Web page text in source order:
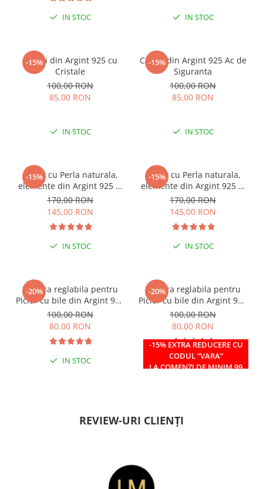
IN STOC IN STOC
-15%
Cercei din Argint 925 cu
Cristale
100,00 RON
85,00 RON
IN STOC
-15%
Cercei din Argint 925 Ac de
Siguranta
100,00 RON
85,00 RON
IN STOC
-15%
Colier cu Perla naturala,
elemente din Argint 925 si
margele Miyuki, multicolor
170,00 RON
145,00 RON
IN STOC
-15%
Colier cu Perla naturala,
elemente din Argint 925 si
margele Miyuki, verde/kiwi
170,00 RON
145,00 RON
IN STOC
-20%
Bratara reglabila pentru
Picior cu bile din Argint 925
si margele Miyuki rosii
100,00 RON
80,00 RON
IN STOC
-20%
-15% EXTRA REDUCERE CU
CODUL ”VARA”
LA COMENZI DE MINIM 99
Bratara reglabila pentru
Picior cu bile din Argint 925
si margele Miyuki verzi
100,00 RON
80,00 RON
IN STOC
REVIEW-URI CLIENȚI